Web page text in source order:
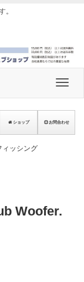
。
ショップ お問合わせ
ィッシング
Woofer.